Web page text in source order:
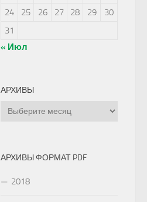
24
25 26 27 28 29
30
31
« Июл
АРХИВЫ
Архивы
АРХИВЫ ФОРМАТ PDF
2018